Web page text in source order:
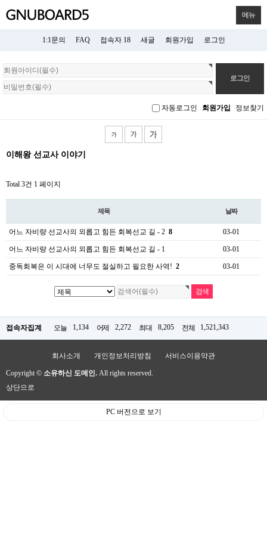
메뉴
1:1문의 FAQ 접속자 18 새글 회원가입 로그인
회
원
로
자동로그인 회원가입 정보찾기
이해왕 선교사 이야기
Total 3건 1 페이지
제목 날짜
어느 자비량 선교사의 외롭고 힘든 회복선교 길 - 2​ 8 03-01
어느 자비량 선교사의 외롭고 힘든 회복선교 길 - 1 03-01
중독회복은 이 시대에 너무도 절실하고 필요한 사역! 2 03-01
접속자집계 오늘 1,134 어제 2,272 최대 8,205 전체 1,521,343
회사소개 개인정보처리방침 서비스이용약관
Copyright © 소유하신 도메인. All rights reserved.
상단으로
PC 버전으로 보기